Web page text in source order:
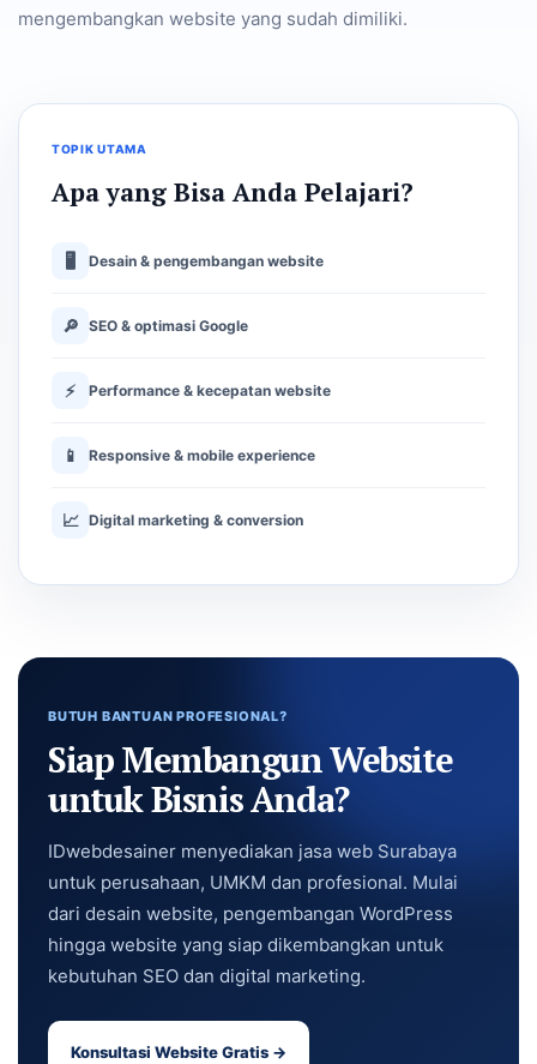
mengembangkan website yang sudah dimiliki.
TOPIK UTAMA
Apa yang Bisa Anda Pelajari?
🖥 Desain & pengembangan website
🔎 SEO & optimasi Google
⚡ Performance & kecepatan website
📱 Responsive & mobile experience
📈 Digital marketing & conversion
BUTUH BANTUAN PROFESIONAL?
Siap Membangun Website
untuk Bisnis Anda?
IDwebdesainer menyediakan jasa web Surabaya
untuk perusahaan, UMKM dan profesional. Mulai
dari desain website, pengembangan WordPress
hingga website yang siap dikembangkan untuk
kebutuhan SEO dan digital marketing.
Konsultasi Website Gratis →